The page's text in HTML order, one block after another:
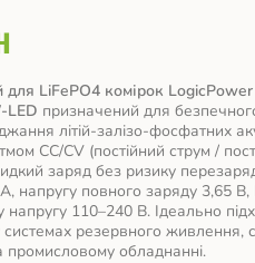
для LiFePO4 комірок
LED призначений для
літій-залізо-фосфатних
CC/CV (постійний струм /
заряд без ризику
напругу повного заряду 3,65 В,
напругу 110–240 В. Ідеально
системах резервного живлення,
промисловому обладнанні.